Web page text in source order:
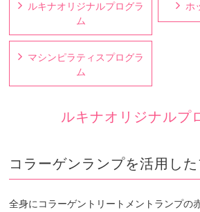
ルキナオリジナルプログラ
ム
ホ
マシンピラティスプログラ
ム
ルキナオリジナルプ
コラーゲンランプを活用し
全身にコラーゲントリートメントランプの